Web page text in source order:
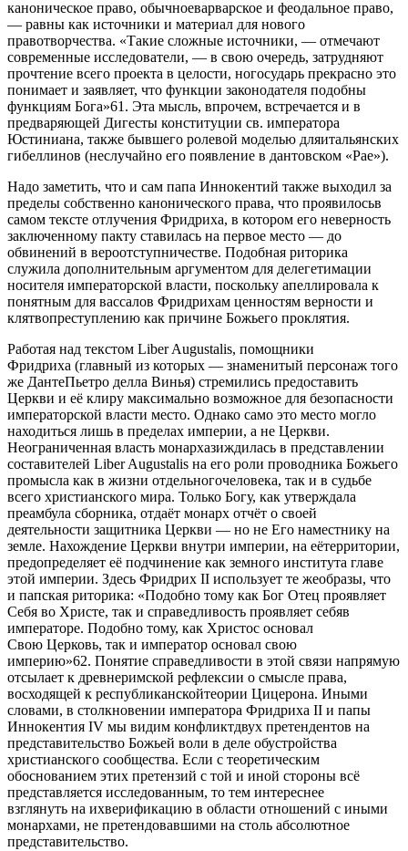
каноническое право, обычноеварварское и феодальное право,
— равны как источники и материал для нового
правотворчества. «Такие сложные источники, — отмечают
современные исследователи, — в свою очередь, затрудняют
прочтение всего проекта в целости, ногосударь прекрасно это
понимает и заявляет, что функции законодателя подобны
функциям Бога»61. Эта мысль, впрочем, встречается и в
предваряющей Дигесты конституции св. императора
Юстиниана, также бывшего ролевой моделью дляитальянских
гибеллинов (неслучайно его появление в дантовском «Рае»).
Надо заметить, что и сам папа Иннокентий также выходил за
пределы собственно канонического права, что проявилосьв
самом тексте отлучения Фридриха, в котором его неверность
заключенному пакту ставилась на первое место — до
обвинений в вероотступничестве. Подобная риторика
служила дополнительным аргументом для делегетимации
носителя императорской власти, поскольку апеллировала к
понятным для вассалов Фридрихам ценностям верности и
клятвопреступлению как причине Божьего проклятия.
Работая над текстом Liber Augustalis, помощники
Фридриха (главный из которых — знаменитый персонаж того
же ДантеПьетро делла Винья) стремились предоставить
Церкви и её клиру максимально возможное для безопасности
императорской власти место. Однако само это место могло
находиться лишь в пределах империи, а не Церкви.
Неограниченная власть монархазиждилась в представлении
составителей Liber Augustalis на его роли проводника Божьего
промысла как в жизни отдельногочеловека, так и в судьбе
всего христианского мира. Только Богу, как утверждала
преамбула сборника, отдаёт монарх отчёт о своей
деятельности защитника Церкви — но не Его наместнику на
земле. Нахождение Церкви внутри империи, на еётерритории,
предопределяет её подчинение как земного института главе
этой империи. Здесь Фридрих II использует те жеобразы, что
и папская риторика: «Подобно тому как Бог Отец проявляет
Себя во Христе, так и справедливость проявляет себяв
императоре. Подобно тому, как Христос основал
Свою Церковь, так и император основал свою
империю»62. Понятие справедливости в этой связи напрямую
отсылает к древнеримской рефлексии о смысле права,
восходящей к республиканскойтеории Цицерона. Иными
словами, в столкновении императора Фридриха II и папы
Иннокентия IV мы видим конфликтдвух претендентов на
представительство Божьей воли в деле обустройства
христианского сообщества. Если с теоретическим
обоснованием этих претензий с той и иной стороны всё
представляется исследованным, то тем интереснее
взглянуть на ихверификацию в области отношений с иными
монархами, не претендовавшими на столь абсолютное
представительство.